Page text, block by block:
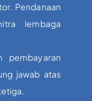
Pendanaan
lembaga
pembayaran
jawab atas